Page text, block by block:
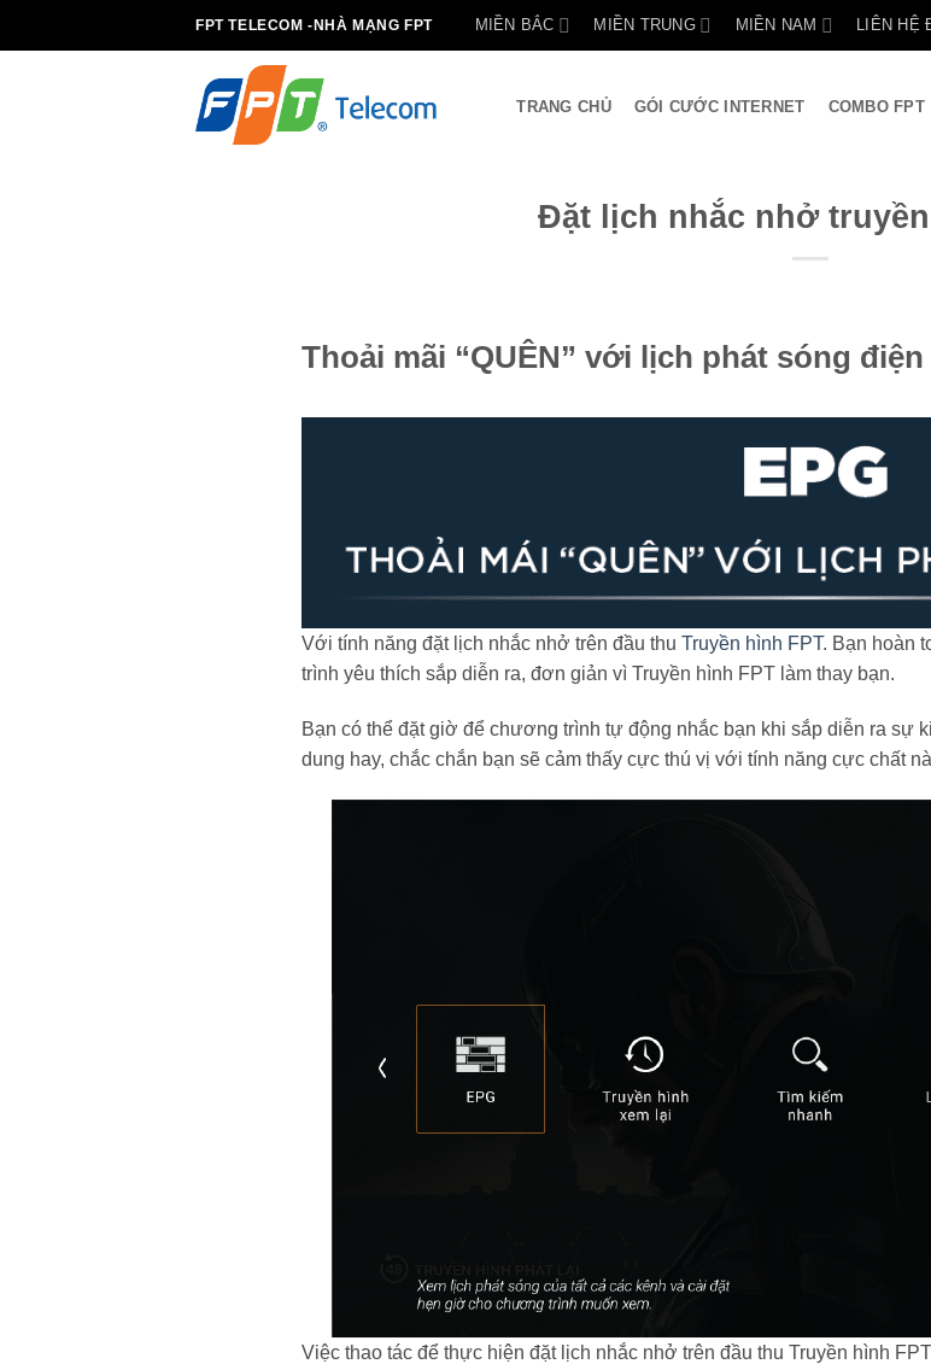
FPT TELECOM -NHÀ MẠNG FPT MIỀN BẮC MIỀN TRUNG MIỀN NAM LIÊN HỆ
TRANG CHỦ GÓI CƯỚC INTERNET COMBO FPT
Đặt lịch nhắc nhở
Thoải mãi “QUÊN” với lịch phát sóng
Với tính năng đặt lịch nhắc nhở trên đầu thu Truyền hình FPT. Bạn hoàn
trình yêu thích sắp diễn ra, đơn giản vì Truyền hình FPT làm thay bạn.
Bạn có thể đặt giờ để chương trình tự động nhắc bạn khi sắp diễn ra sự
dung hay, chắc chắn bạn sẽ cảm thấy cực thú vị với tính năng cực chất
Việc thao tác để thực hiện đặt lịch nhắc nhở trên đầu thu Truyền hình